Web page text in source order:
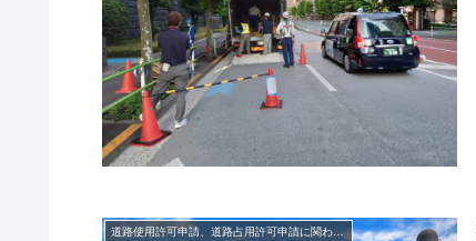
道路使用許可申請、道路占用許可申請に関わる法律